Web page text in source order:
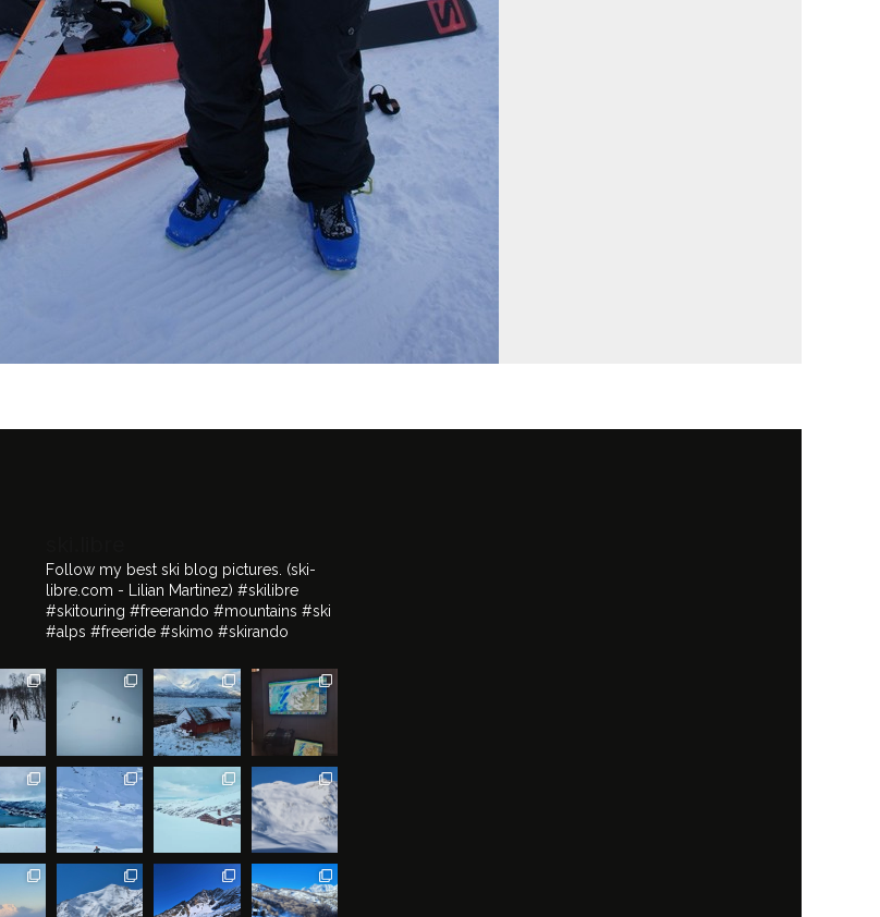
Follow my best ski blog pictures. (ski-
libre.com - Lilian Martinez) #skilibre
#skitouring #freerando #mountains #ski
#alps #freeride #skimo #skirando